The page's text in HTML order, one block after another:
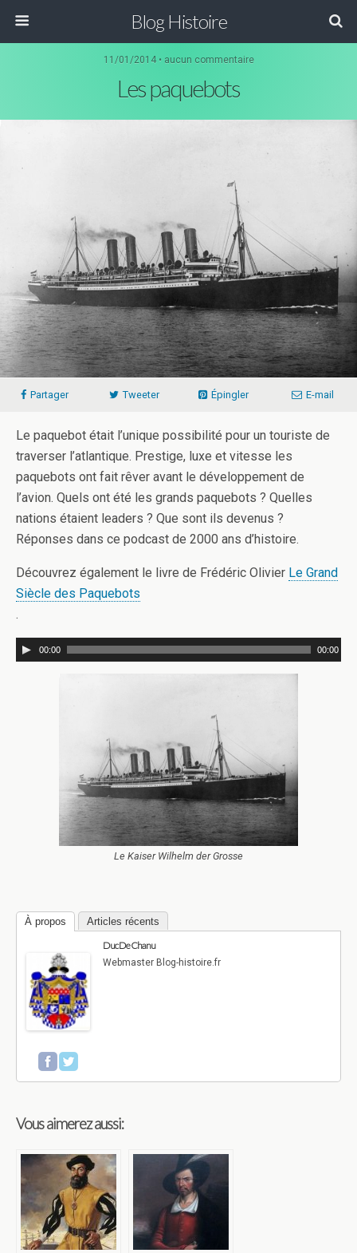
Blog Histoire
11/01/2014 • aucun commentaire
Les paquebots
Partager Tweeter Épingler E-mail
Le paquebot était l’unique possibilité pour un touriste de
traverser l’atlantique. Prestige, luxe et vitesse les
paquebots ont fait rêver avant le développement de
l’avion. Quels ont été les grands paquebots ? Quelles
nations étaient leaders ? Que sont ils devenus ?
Réponses dans ce podcast de 2000 ans d’histoire.
Découvrez également le livre de Frédéric Olivier Le Grand
Siècle des Paquebots
.
00:00 00:00
Le Kaiser Wilhelm der Grosse
À propos
Articles récents
Duc De Chanu
Webmaster Blog-histoire.fr
Vous aimerez aussi: